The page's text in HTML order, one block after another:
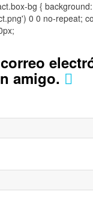
bg {
0 0 no-repeat;
amigo.